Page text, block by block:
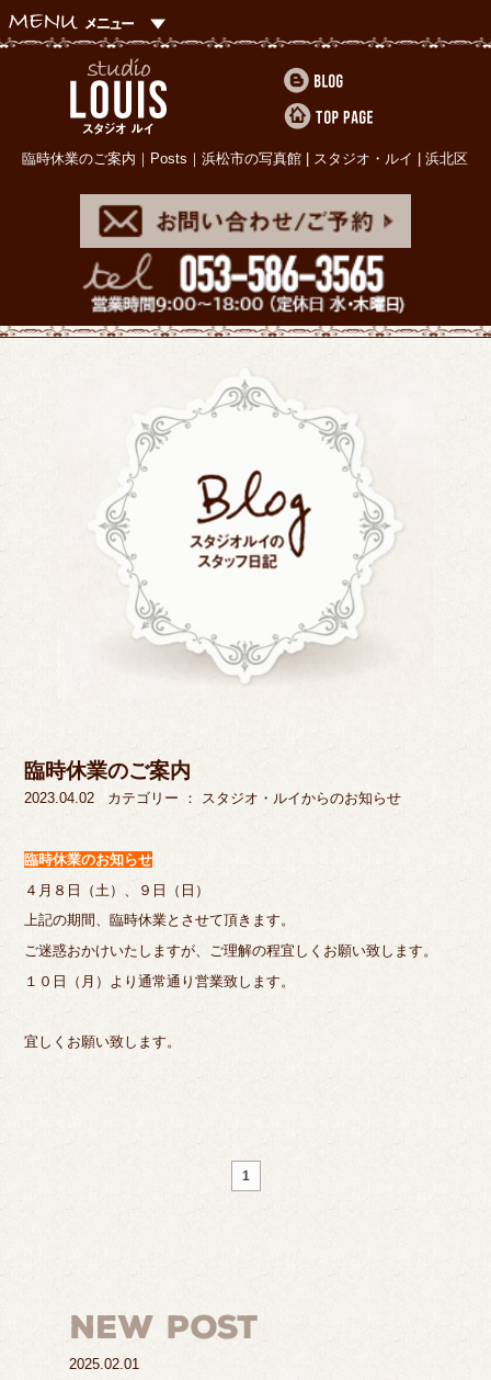
臨時休業のご案内｜Posts｜浜松市の写真館 | スタジオ・ルイ | 浜北区
臨時休業のご案内
2023.04.02 カテゴリー ： スタジオ・ルイからのお知らせ
臨時休業のお知らせ
４月８日（土）、９日（日）
上記の期間、臨時休業とさせて頂きます。
ご迷惑おかけいたしますが、ご理解の程宜しくお願い致します。
１０日（月）より通常通り営業致します。
宜しくお願い致します。
1
2025.02.01